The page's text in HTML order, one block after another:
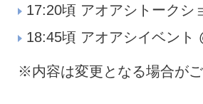
17:20頃 アオアシトークシ
18:45頃 アオアシイベント
※内容は変更となる場合がご